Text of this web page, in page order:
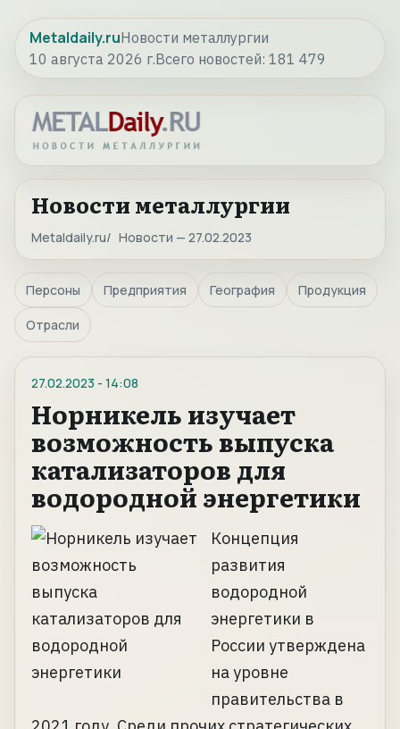
Metaldaily.ruНовости металлургии
10 августа 2026 г.Всего новостей: 181 479
Новости металлургии
Metaldaily.ru Новости — 27.02.2023
Персоны Предприятия География Продукция
Отрасли
27.02.2023 - 14:08
Норникель изучает
возможность выпуска
катализаторов для
водородной энергетики
Концепция
развития
водородной
энергетики в
России утверждена
на уровне
правительства в